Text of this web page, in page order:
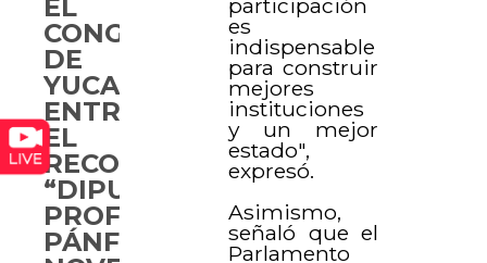
es
indispensable
para construir
mejores
instituciones
y un mejor
estado",
expresó.
Asimismo,
señaló que el
Parlamento
EL
CONGRESO
DE
YUCATÁN
ENTREGA
EL
RECONOCIMIENTO
“DIPUTADO
PROFESOR
PÁNFILO